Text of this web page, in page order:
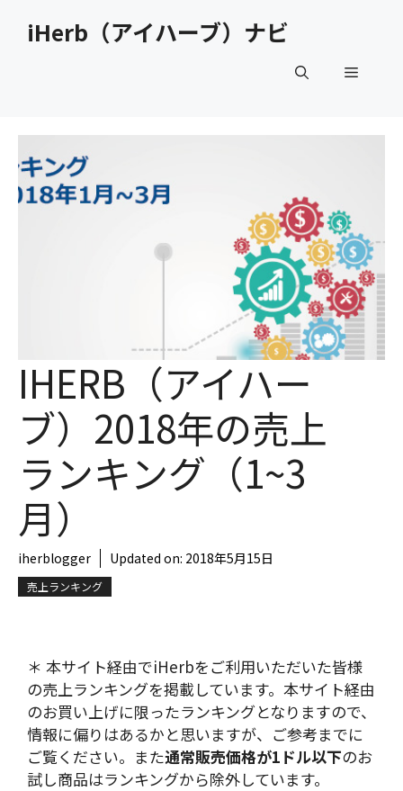
iHerb（アイハーブ）ナビ
メ
ー
IHERB（アイハー
ブ）2018年の売上
ランキング（1~3
月）
iherblogger Updated on: 2018年5月15日
売上ランキング
＊ 本サイト経由でiHerbをご利用いただいた皆様
の売上ランキングを掲載しています。本サイト経由
のお買い上げに限ったランキングとなりますので、
情報に偏りはあるかと思いますが、ご参考までに
ご覧ください。また通常販売価格が1ドル以下のお
試し商品はランキングから除外しています。